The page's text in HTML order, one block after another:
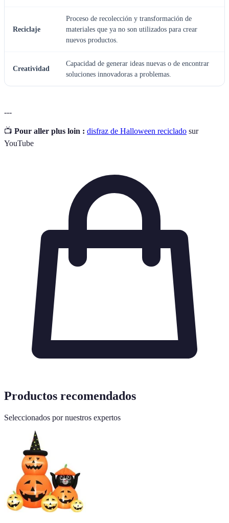
Reciclaje
Proceso de recolección y transformación de
materiales que ya no son utilizados para crear
nuevos productos.
Creatividad
Capacidad de generar ideas nuevas o de encontrar
soluciones innovadoras a problemas.
---
📺 Pour aller plus loin : disfraz de Halloween reciclado sur
YouTube
Productos recomendados
Seleccionados por nuestros expertos